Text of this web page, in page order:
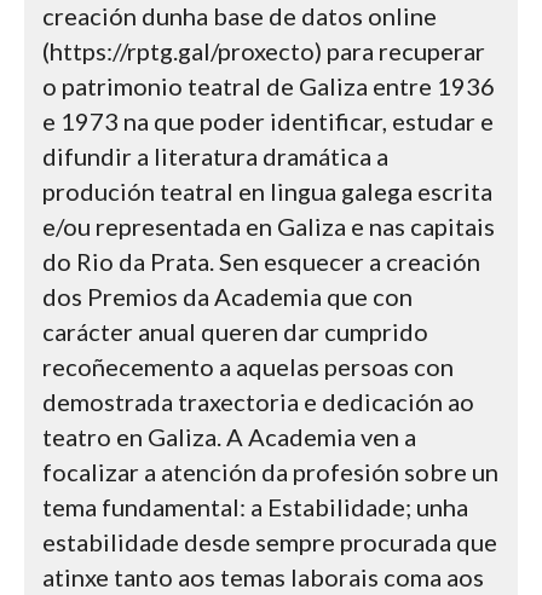
creación dunha base de datos online
(https://rptg.gal/proxecto) para recuperar
o patrimonio teatral de Galiza entre 1936
e 1973 na que poder identificar, estudar e
difundir a literatura dramática a
produción teatral en lingua galega escrita
e/ou representada en Galiza e nas capitais
do Rio da Prata. Sen esquecer a creación
dos Premios da Academia que con
carácter anual queren dar cumprido
recoñecemento a aquelas persoas con
demostrada traxectoria e dedicación ao
teatro en Galiza. A Academia ven a
focalizar a atención da profesión sobre un
tema fundamental: a Estabilidade; unha
estabilidade desde sempre procurada que
atinxe tanto aos temas laborais coma aos